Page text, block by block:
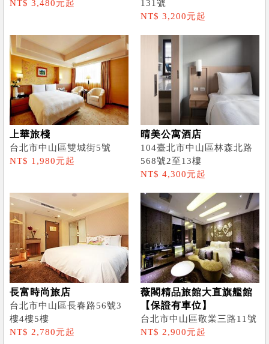
NT$ 3,480元起
131號
NT$ 3,200元起
上華旅棧
台北市中山區雙城街5號
NT$ 1,980元起
晴美公寓酒店
104臺北市中山區林森北路
568號2至13樓
NT$ 4,300元起
長富時尚旅店
台北市中山區長春路56號3
樓4樓5樓
NT$ 2,780元起
薇閣精品旅館大直旗艦館
【保證有車位】
台北市中山區敬業三路11號
NT$ 2,900元起